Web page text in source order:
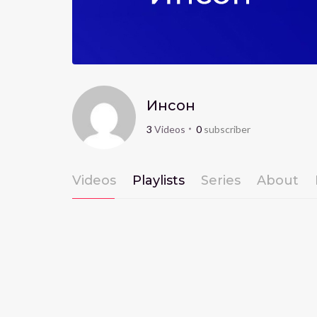
Инсон
3 Videos 0 subscriber
Videos Playlists Series About